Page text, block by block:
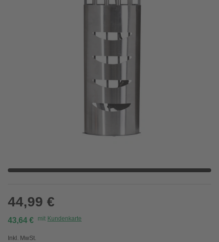
44,99 €
43,64 € mit Kundenkarte
Inkl. MwSt.